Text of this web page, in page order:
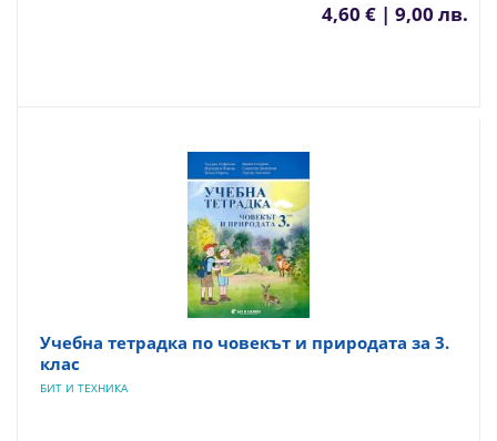
4,60 € | 9,00 лв.
Учебна тетрадка по човекът и природата за 3.
клас
БИТ И ТЕХНИКА